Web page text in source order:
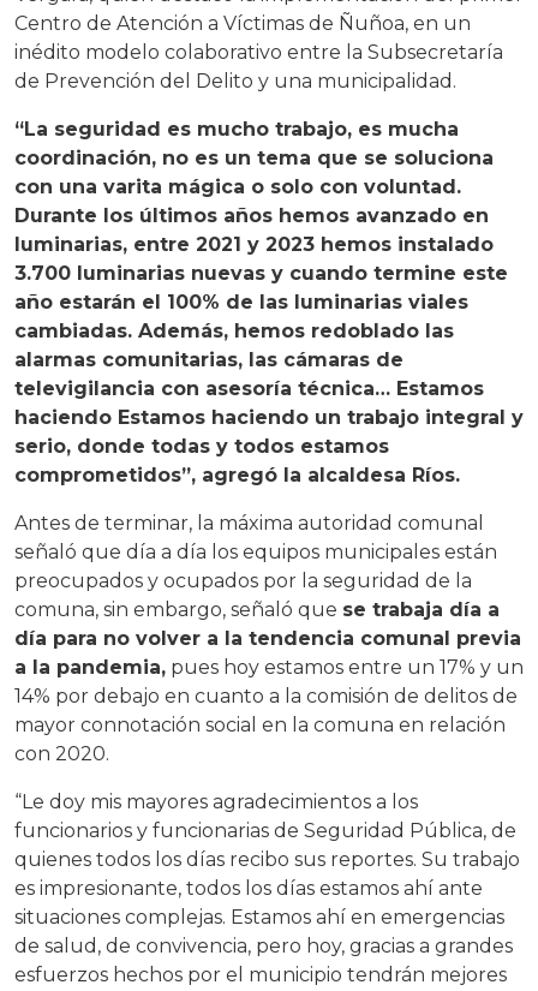
Centro de Atención a Víctimas de Ñuñoa, en un
inédito modelo colaborativo entre la Subsecretaría
de Prevención del Delito y una municipalidad.
“La seguridad es mucho trabajo, es mucha
coordinación, no es un tema que se soluciona
con una varita mágica o solo con voluntad.
Durante los últimos años hemos avanzado en
luminarias, entre 2021 y 2023 hemos instalado
3.700 luminarias nuevas y cuando termine este
año estarán el 100% de las luminarias viales
cambiadas. Además, hemos redoblado las
alarmas comunitarias, las cámaras de
televigilancia con asesoría técnica… Estamos
haciendo Estamos haciendo un trabajo integral y
serio, donde todas y todos estamos
comprometidos”, agregó la alcaldesa Ríos.
Antes de terminar, la máxima autoridad comunal
señaló que día a día los equipos municipales están
preocupados y ocupados por la seguridad de la
comuna, sin embargo, señaló que se trabaja día a
día para no volver a la tendencia comunal previa
a la pandemia, pues hoy estamos entre un 17% y un
14% por debajo en cuanto a la comisión de delitos de
mayor connotación social en la comuna en relación
con 2020.
“Le doy mis mayores agradecimientos a los
funcionarios y funcionarias de Seguridad Pública, de
quienes todos los días recibo sus reportes. Su trabajo
es impresionante, todos los días estamos ahí ante
situaciones complejas. Estamos ahí en emergencias
de salud, de convivencia, pero hoy, gracias a grandes
esfuerzos hechos por el municipio tendrán mejores